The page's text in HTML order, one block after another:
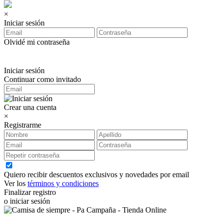
×
Iniciar sesión
Olvidé mi contraseña
Iniciar sesión
Continuar como invitado
Crear una cuenta
×
Registrarme
Quiero recibir descuentos exclusivos y novedades por email
Ver los términos y condiciones
Finalizar registro
o iniciar sesión